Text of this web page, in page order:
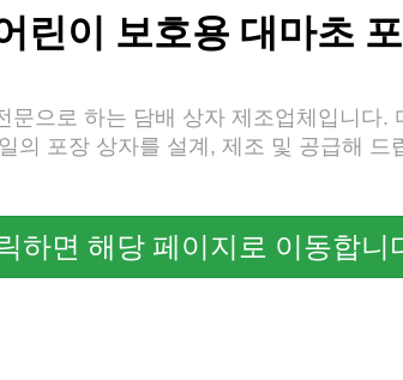
린이 보호용 대마초
으로 하는 담배 상자 제조업체입니다
의 포장 상자를 설계, 제조 및 공급해 드
하면 해당 페이지로 이동합니